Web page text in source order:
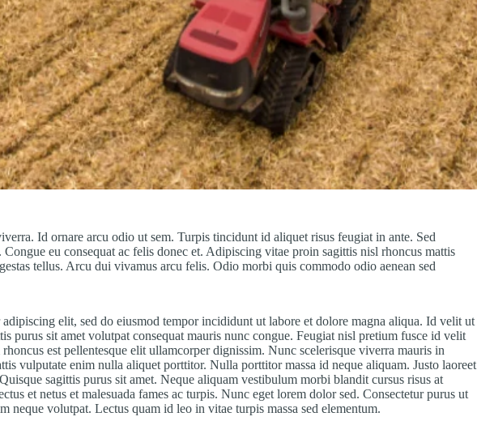
Id ornare arcu odio ut sem. Turpis tincidunt id aliquet risus feugiat in ante. Sed
Congue eu consequat ac felis donec et. Adipiscing vitae proin sagittis nisl rhoncus mattis
tellus. Arcu dui vivamus arcu felis. Odio morbi quis commodo odio aenean sed
elit, sed do eiusmod tempor incididunt ut labore et dolore magna aliqua. Id velit ut
purus sit amet volutpat consequat mauris nunc congue. Feugiat nisl pretium fusce id velit
est pellentesque elit ullamcorper dignissim. Nunc scelerisque viverra mauris in
vulputate enim nulla aliquet porttitor. Nulla porttitor massa id neque aliquam. Justo laoreet
sagittis purus sit amet. Neque aliquam vestibulum morbi blandit cursus risus at
et netus et malesuada fames ac turpis. Nunc eget lorem dolor sed. Consectetur purus ut
neque volutpat. Lectus quam id leo in vitae turpis massa sed elementum.